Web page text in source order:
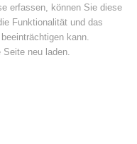
erfassen, können Sie diese
Funktionalität und das
kann.
neu laden.